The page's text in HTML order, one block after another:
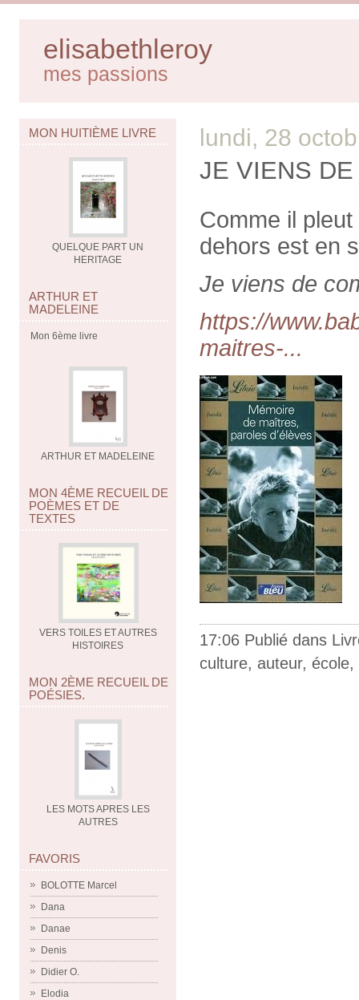
elisabethleroy
mes passions
MON HUITIÈME LIVRE
QUELQUE PART UN
HERITAGE
ARTHUR ET
MADELEINE
Mon 6ème livre
ARTHUR ET MADELEINE
MON 4ÈME RECUEIL DE
POÈMES ET DE
TEXTES
VERS TOILES ET AUTRES
HISTOIRES
MON 2ÈME RECUEIL DE
POÉSIES.
LES MOTS APRES LES
AUTRES
FAVORIS
BOLOTTE Marcel
Dana
Danae
Denis
Didier O.
Elodia
lundi, 28
JE VIENS
Comme il
dehors est en
Je viens de
https://
maitres-...
17:06 Publié dans
culture, auteur, école,